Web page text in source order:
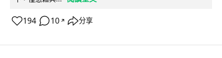
194 10 ↗ 分享